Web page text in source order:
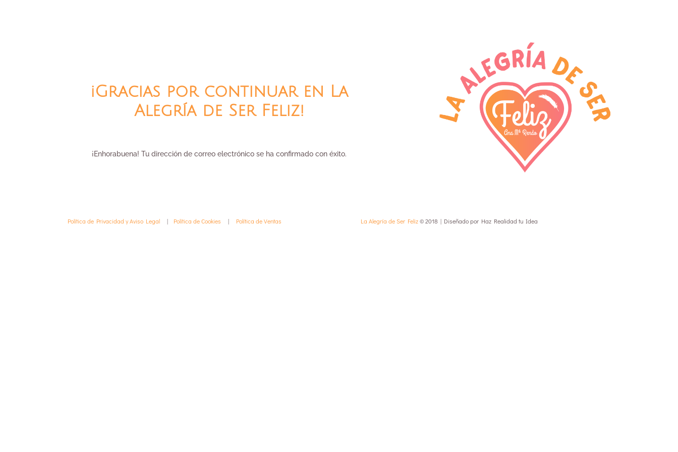
¡Gracias por continuar en La
Alegría de Ser Feliz!
¡Enhorabuena! Tu dirección de correo electrónico se ha confirmado con éxito.
Política de Privacidad y Aviso Legal | Política de Cookies | Política de Ventas La Alegría de Ser Feliz© 2018 | Diseñado por Haz Realidad tu Idea